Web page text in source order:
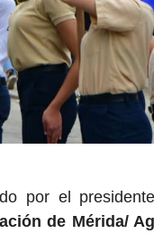
por el
de Mérida/